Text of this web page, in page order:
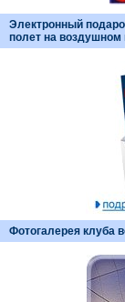
Электронный
полет на воздушном
Фотогалерея клуба